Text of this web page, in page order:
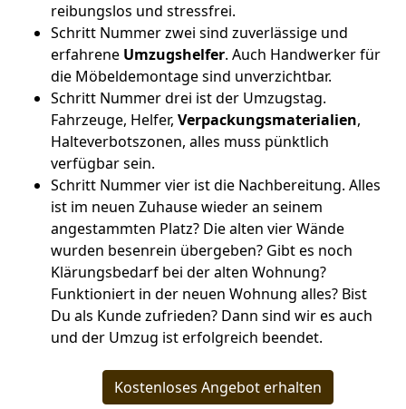
reibungslos und stressfrei.
Schritt Nummer zwei sind zuverlässige und
erfahrene Umzugshelfer. Auch Handwerker für
die Möbeldemontage sind unverzichtbar.
Schritt Nummer drei ist der Umzugstag.
Fahrzeuge, Helfer, Verpackungsmaterialien,
Halteverbotszonen, alles muss pünktlich
verfügbar sein.
Schritt Nummer vier ist die Nachbereitung. Alles
ist im neuen Zuhause wieder an seinem
angestammten Platz? Die alten vier Wände
wurden besenrein übergeben? Gibt es noch
Klärungsbedarf bei der alten Wohnung?
Funktioniert in der neuen Wohnung alles? Bist
Du als Kunde zufrieden? Dann sind wir es auch
und der Umzug ist erfolgreich beendet.
Kostenloses Angebot erhalten